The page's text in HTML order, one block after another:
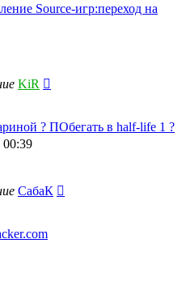
Source-игр:переход на
KiR
? ПОбегать в half-life 1 ?
00:39
СабаК